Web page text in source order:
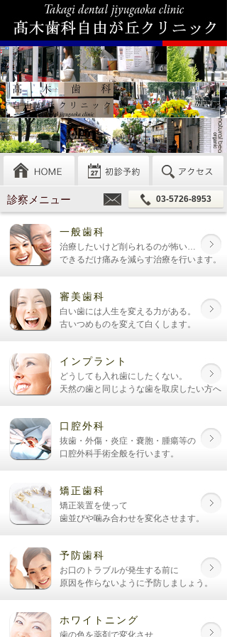
診察メニュー 03-5726-8953
一般歯科
治療したいけど削られるのが怖い…
できるだけ痛みを減らす治療を行います。
審美歯科
白い歯には人生を変える力がある。
古いつめものを変えて白くします。
インプラント
どうしても入れ歯にしたくない。
天然の歯と同じような歯を取戻したい方へ
口腔外科
抜歯・外傷・炎症・嚢胞・腫瘍等の
口腔外科手術全般を行います。
矯正歯科
矯正装置を使って
歯並びや噛み合わせを変化させます。
予防歯科
お口のトラブルが発生する前に
原因を作らないように予防しましょう。
ホワイトニング
歯の色を薬剤で変化させ